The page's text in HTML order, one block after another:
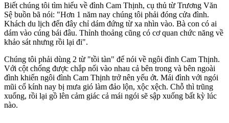
Biết chúng tôi tìm hiểu về đình Cam Thịnh, cụ thủ từ Trương Văn
Sệ buồn bã nói: "Hơn 1 năm nay chúng tôi phải đóng cửa đình.
Khách du lịch đến đây chỉ dám đứng từ xa nhìn vào. Bà con có ai
dám vào cúng bái đâu. Thỉnh thoảng cũng có cơ quan chức năng về
khảo sát nhưng rồi lại đi".
Chúng tôi phải dùng 2 từ "tồi tàn" để nói về ngôi đình Cam Thịnh.
Với cột chống được chắp nối vào nhau cả bên trong và bên ngoài
đình khiến ngôi đình Cam Thịnh trở nên yếu ớt. Mái đình với ngói
mũi cổ kính nay bị mưa gió làm đảo lộn, xộc xệch. Chỗ thì trũng
xuống, rồi lại gồ lên cảm giác cả mái ngói sẽ sập xuống bất kỳ lúc
nào.